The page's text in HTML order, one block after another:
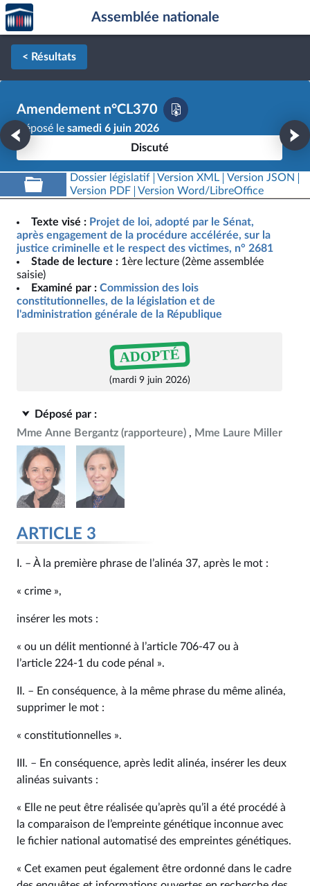
Aller au contenu
Aller en bas de la page
Accèder
à la
page
d'accueil
Assemblée nationale
< Résultats
Amendement n°CL370
Déposé le samedi 6 juin 2026
Discuté
Dossier législatif Version XML
Version JSON
Version PDF
Version Word/LibreOffice
Texte visé : Projet de loi, adopté par le Sénat,
après engagement de la procédure accélérée, sur la
justice criminelle et le respect des victimes, n° 2681
Stade de lecture : 1ère lecture (2ème assemblée
saisie)
Examiné par : Commission des lois
constitutionnelles, de la législation et de
l'administration générale de la République
ADOPTÉ
(mardi 9 juin 2026)
Déposé par :
Mme Anne Bergantz (rapporteure) Mme Laure Miller
ARTICLE 3
I. – À la première phrase de l’alinéa 37, après le mot :
« crime »,
insérer les mots :
« ou un délit mentionné à l’article 706‑47 ou à
l’article 224‑1 du code pénal ».
II. – En conséquence, à la même phrase du même alinéa,
supprimer le mot :
« constitutionnelles ».
III. – En conséquence, après ledit alinéa, insérer les deux
alinéas suivants :
« Elle ne peut être réalisée qu’après qu’il a été procédé à
la comparaison de l’empreinte génétique inconnue avec
le fichier national automatisé des empreintes génétiques.
« Cet examen peut également être ordonné dans le cadre